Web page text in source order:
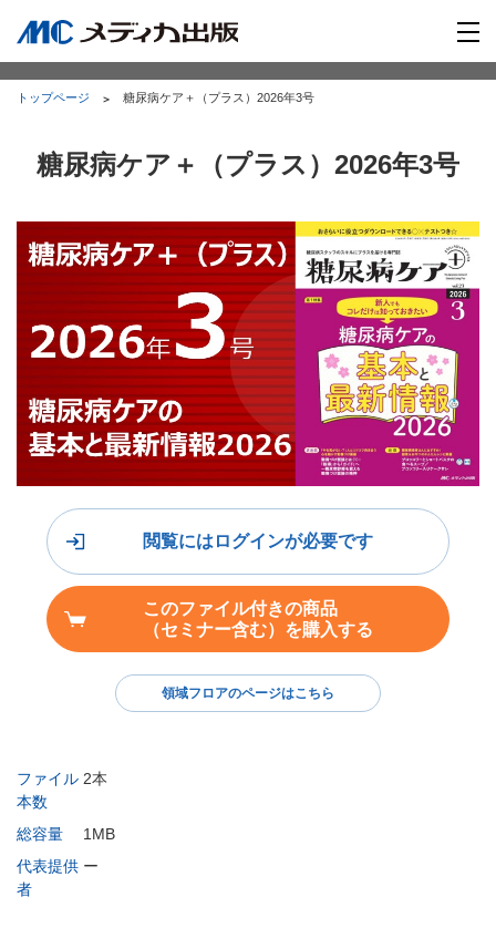
トップページ 糖尿病ケア＋（プラス）2026年3号
糖尿病ケア＋（プラス）2026年3号
ファイル
本数
2本
総容量
1MB
代表提供
者
ー
閲覧にはログインが必要です
このファイル付きの商品
（セミナー含む）を購入する
領域フロアのページはこちら